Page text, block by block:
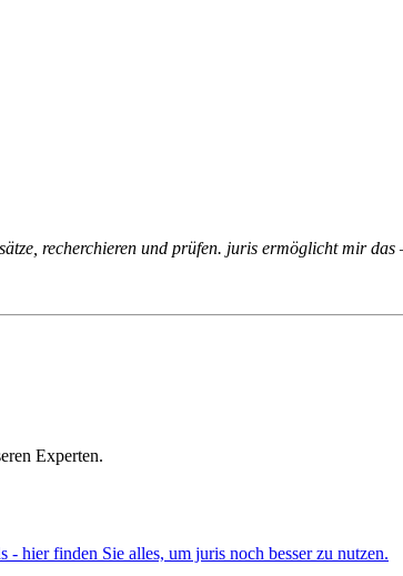
recherchieren und prüfen. juris ermöglicht mir
Experten.
hier finden Sie alles, um juris noch besser zu nutzen.